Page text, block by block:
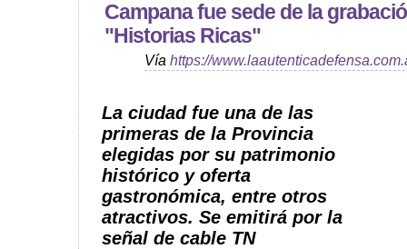
Campana fue sede de la
"Historias Ricas"
Vía https://
La ciudad fue una de las
primeras de la Provincia
elegidas por su patrimonio
histórico y oferta
gastronómica, entre otros
atractivos. Se emitirá por la
señal de cable TN